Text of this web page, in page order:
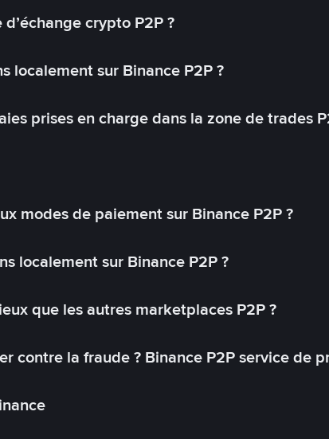
crypto P2P ?
localement sur Binance P2P ?
prises en charge dans la zone de trades
modes de paiement sur Binance P2P ?
localement sur Binance P2P ?
que les autres marketplaces P2P ?
contre la fraude ? Binance P2P service de